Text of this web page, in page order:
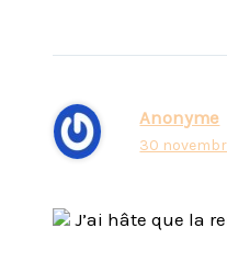
Anonyme
30
J’ai hâte que la